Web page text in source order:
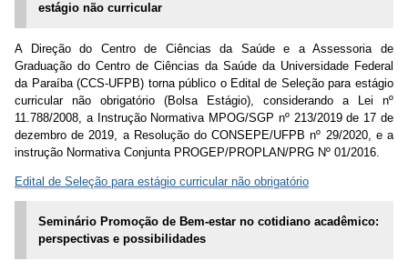
estágio não curricular
A Direção do Centro de Ciências da Saúde e a Assessoria de
Graduação do Centro de Ciências da Saúde da Universidade Federal
da Paraíba (CCS-UFPB) torna público o Edital de Seleção para estágio
curricular não obrigatório (Bolsa Estágio), considerando a Lei nº
11.788/2008, a Instrução Normativa MPOG/SGP nº 213/2019 de 17 de
dezembro de 2019, a Resolução do CONSEPE/UFPB nº 29/2020, e a
instrução Normativa Conjunta PROGEP/PROPLAN/PRG Nº 01/2016.
Edital de Seleção para estágio curricular não obrigatório
Seminário Promoção de Bem-estar no cotidiano acadêmico:
perspectivas e possibilidades